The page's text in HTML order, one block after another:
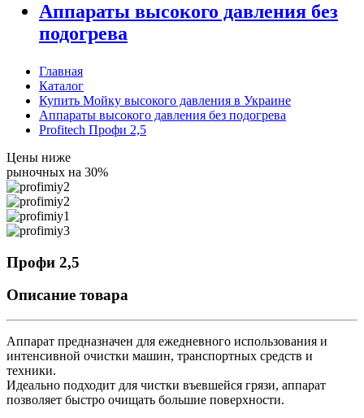
Аппараты высокого давления без
подогрева
Главная
Каталог
Купить Мойку высокого давления в Украине
Аппараты высокого давления без подогрева
Profitech Профи 2,5
Цены ниже
рыночных на 30%
Профи 2,5
Описание товара
Аппарат предназначен для ежедневного использования и
интенсивной очистки машин, транспортных средств и
техники.
Идеально подходит для чистки въевшейся грязи, аппарат
позволяет быстро очищать большие поверхности.